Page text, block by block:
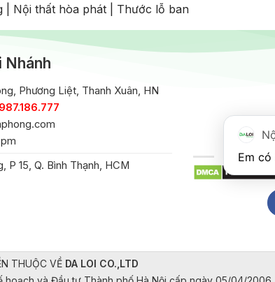
Nội thất hòa phát Thước lỗ ban
Nhánh
Phương Liệt, Thanh Xuân, HN
P 15, Q. Bình Thạnh, HCM
THUỘC VỀ DA LOI CO.,LTD